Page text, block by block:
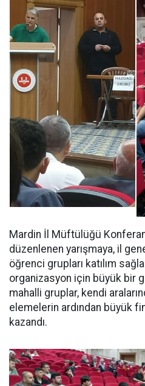
Mardin İl Müftülüğü
düzenlenen yarışmaya, il
öğrenci grupları katılım
organizasyon için büyük bir
mahalli gruplar, kendi
elemelerin ardından büyük
kazandı.